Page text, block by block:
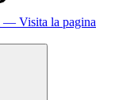
— Visita la pagina